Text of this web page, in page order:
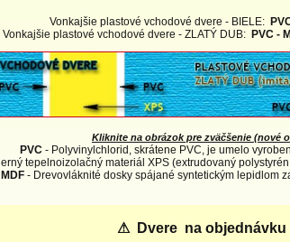
Vonkajšie plastové vchodové dvere - BIELE:
Vonkajšie plastové vchodové dvere - ZLATÝ DUB: PVC -
Kliknite na obrázok pre zväčšenie (nové
PVC- Polyvinylchlorid, skrátene PVC, je umelo
tepelnoizolačný materiál XPS (extrudovaný
MDF- Drevovláknité dosky spájané syntetickým lepidlom
⚠ Dvere na objednávku